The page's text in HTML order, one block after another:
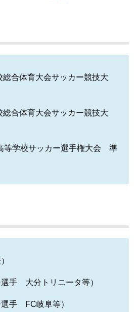
合体育大会サッカー競技大
合体育大会サッカー競技大
学校サッカー選手権大会 準
手 大分トリニータ等）
手 FC岐阜等）